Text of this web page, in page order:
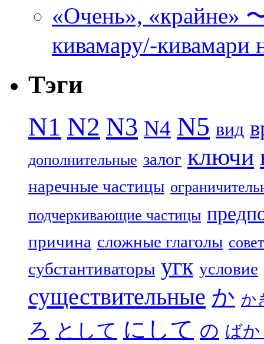
«Очень», «крайне»
кивамару/-кивамари
Тэги
N1 N2 N3 N4 N5 вид
дополнительные залог ключи
наречные частицы
подчеркивающие частицы
причина сложные глаголы совет
субстантиваторы угк условие
существительные か か
ろ として にして の ば